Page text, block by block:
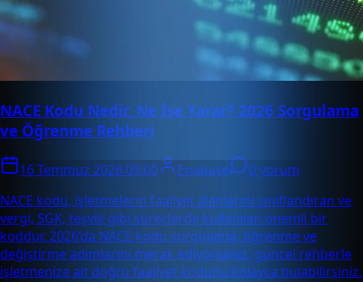
NACE Kodu Nedir, Ne İşe Yarar? 2026 Sorgulama
ve Öğrenme Rehberi
16 Temmuz 2026 09:00 Enabase
0 yorum
NACE kodu, işletmelerin faaliyet alanlarını sınıflandıran ve
vergi, SGK, teşvik gibi süreçlerde kullanılan önemli bir
koddur. 2026’da NACE kodu sorgulama, öğrenme ve
değiştirme adımlarını merak ediyorsanız, güncel rehberle
işletmenize ait doğru faaliyet kodunu kolayca bulabilirsiniz.